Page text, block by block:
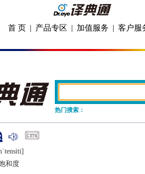
首 页 | 产品专区 | 加值服务 | 客户服
热门搜索：
和度